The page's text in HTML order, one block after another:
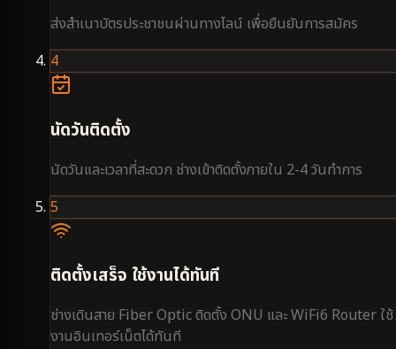
ส่งสำเนาบัตรประชาชนผ่านทางไลน์ เพื่อยืนยันการสมัคร
4
นัดวันติดตั้ง
นัดวันและเวลาที่สะดวก ช่างเข้าติดตั้งภายใน 2-4 วันทำการ
5
ติดตั้งเสร็จ ใช้งานได้ทันที
ช่างเดินสาย Fiber Optic ติดตั้ง ONU และ WiFi6 Router ใช้
งานอินเทอร์เน็ตได้ทันที